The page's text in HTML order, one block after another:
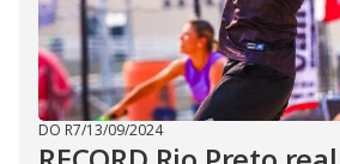
DO R7/13/09/2024